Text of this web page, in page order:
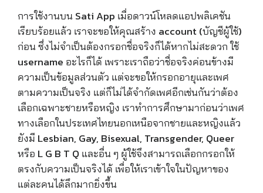
การใช้งานบน Sati App เมื่อดาวน์โหลดแอปพลิเคชัน
เรียบร้อยแล้ว เราจะขอให้คุณสร้าง account (บัญชีผู้ใช้)
ก่อน ซึ่งไม่จำเป็นต้องกรอกชื่อจริงก็ได้หากไม่สะดวก ใช้
username อะไรก็ได้ เพราะเราถือว่าชื่อจริงค่อนข้างมี
ความเป็นข้อมูลส่วนตัว แต่จะขอให้กรอกอายุเเละเพศ
ตามความเป็นจริง แต่ก็ไม่ได้จำกัดเพศอีกเช่นกันว่าต้อง
เลือกเฉพาะชายหรือหญิง เราทำการศึกษามาก่อนว่าเพศ
ทางเลือกในประเทศไทยนอกเหนือจากชายและหญิงแล้ว
ยังมี Lesbian, Gay, Bisexual, Transgender, Queer
หรือ L G B T Q และอื่น ๆ ผู้ใช้จึงสามารถเลือกกรอกให้
ตรงกับความเป็นจริงได้เพื่อให้เราเข้าใจในปัญหาของ
แต่ละคนได้ลึกมากยิ่งขึ้น